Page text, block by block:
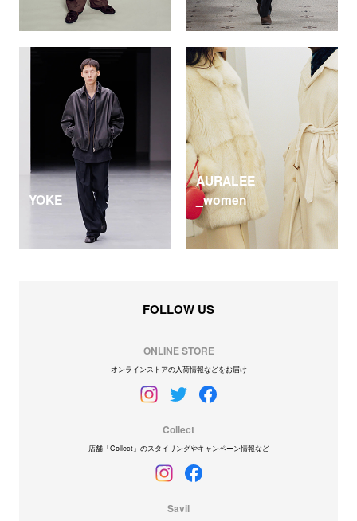
YOKE
AURALEE
_women
FOLLOW US
ONLINE STORE
オンラインストアの入荷情報などをお届け
Collect
店舗「Collect」のスタイリングやキャンペーン情報など
Savil